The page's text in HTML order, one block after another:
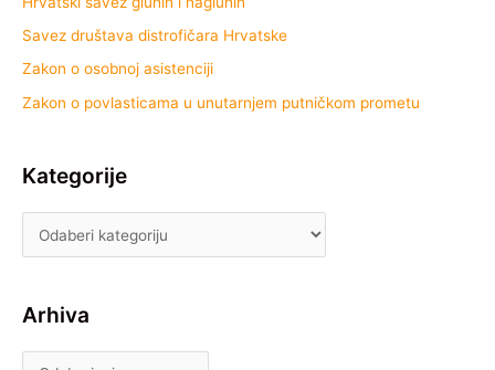
Savez društava distrofičara Hrvatske
Zakon o osobnoj asistenciji
Zakon o povlasticama u unutarnjem putničkom prometu
Kategorije
Arhiva